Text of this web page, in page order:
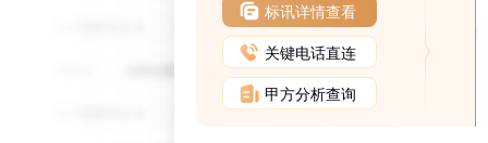
标讯详情查看
关键电话直连
甲方分析查询